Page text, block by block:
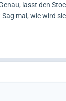
lasst den
mal, wie wird